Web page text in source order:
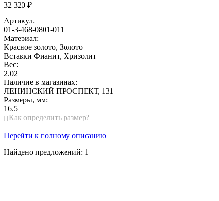
32 320 ₽
Артикул:
01-3-468-0801-011
Материал:
Красное золото, Золото
Вставки Фианит, Хризолит
Вес:
2.02
Наличие в магазинах:
ЛЕНИНСКИЙ ПРОСПЕКТ, 131
Размеры, мм:
16.5
 Как определить размер?
Перейти к полному описанию
Найдено предложений: 1